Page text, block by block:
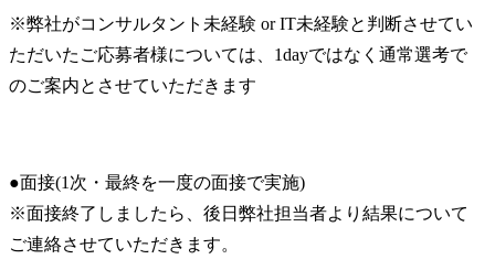
※弊社がコンサルタント未経験 or IT未経験と判断させてい
ただいたご応募者様については、1dayではなく通常選考で
のご案内とさせていただきます
●面接(1次・最終を一度の面接で実施)
※面接終了しましたら、後日弊社担当者より結果について
ご連絡させていただきます。